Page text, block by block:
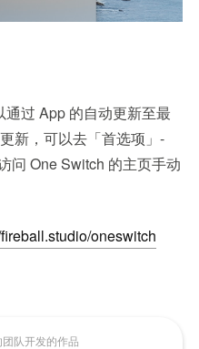
过 App 的自动更新至最
新，可以去「首选项」-
问 One Switch 的主页手动
oneswitch
队开发的作品